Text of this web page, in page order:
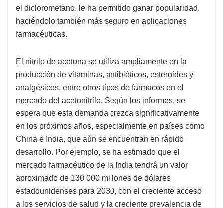
el diclorometano, le ha permitido ganar popularidad,
haciéndolo también más seguro en aplicaciones
farmacéuticas.
El nitrilo de acetona se utiliza ampliamente en la
producción de vitaminas, antibióticos, esteroides y
analgésicos, entre otros tipos de fármacos en el
mercado del acetonitrilo. Según los informes, se
espera que esta demanda crezca significativamente
en los próximos años, especialmente en países como
China e India, que aún se encuentran en rápido
desarrollo. Por ejemplo, se ha estimado que el
mercado farmacéutico de la India tendrá un valor
aproximado de 130 000 millones de dólares
estadounidenses para 2030, con el creciente acceso
a los servicios de salud y la creciente prevalencia de